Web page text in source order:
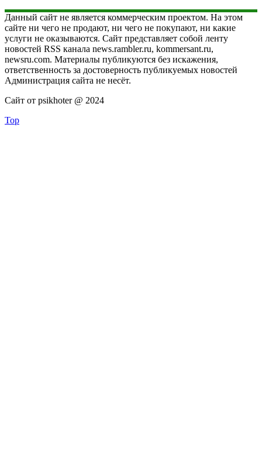
Данный сайт не является коммерческим проектом. На этом
сайте ни чего не продают, ни чего не покупают, ни какие
услуги не оказываются. Сайт представляет собой ленту
новостей RSS канала news.rambler.ru, kommersant.ru,
newsru.com. Материалы публикуются без искажения,
ответственность за достоверность публикуемых новостей
Администрация сайта не несёт.
Сайт от psikhoter @ 2024
Top